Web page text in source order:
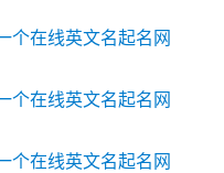
个在线英文名起名网
个在线英文名起名网
个在线英文名起名网